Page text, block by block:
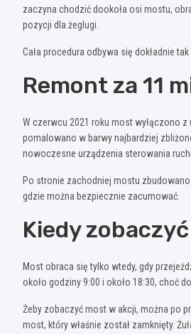
zaczyna chodzić dookoła osi mostu,
pozycji dla żeglugi.
Cała procedura odbywa się dokładnie
Remont za 11
W czerwcu 2021 roku most wyłączono
pomalowano w barwy najbardziej
nowoczesne urządzenia sterowania
Po stronie zachodniej mostu
gdzie można bezpiecznie zacumować.
Kiedy
Most obraca się tylko wtedy, gdy
około godziny 9:00 i około 18:30, choć
Żeby zobaczyć most w akcji, można po
most, który właśnie został zamknięty.